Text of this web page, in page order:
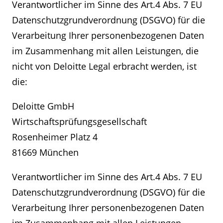
Geschäftstätigkeit sind
Wir können Ihre personenbezogenen Daten
auch im Zusammenhang mit folgendem, mit
dem ursprünglichen Zweck
zusammenhängendem Zweck verarbeiten (je
nach Erforderlichkeit und berufsrechtlicher
Zulässigkeit im Einzelfall):
geltende gesetzliche oder
aufsichtsrechtliche Verpflichtungen,
Anfragen und Mitteilungen von
zuständigen Behörden im Rahmen
einschlägiger berufsrechtlicher
Verschwiegenheitspflichten,
möglicherweise auch weitergeben, wenn wir
dazu per Gesetz, durch eine Aufsichtsbehörde
oder im Rahmen eines rechtlichen Verfahrens
verpflichtet sind.
Wir sind berechtigt, nicht-personenbezogene,
mit Dritten für verschiedene Zwecke, u. a.
Datenanalyse, Forschung, Angebotserstellung,
Thought Leadership und Werbezwecke, zu
teilen.
Bitte beachten Sie Folgendes, falls Sie Daten an
andere Mitgliedsunternehmen von Deloitte
Touche Tohmatsu Limited übermitteln, dass
Verantwortlicher im Sinne des Art.4 Abs. 7 EU
Datenschutzgrundverordnung (DSGVO) für die
Verarbeitung Ihrer personenbezogenen Daten
im Zusammenhang mit allen Leistungen, die
nicht von Deloitte Legal erbracht werden, ist
die:
Deloitte GmbH
Wirtschaftsprüfungsgesellschaft
Rosenheimer Platz 4
81669 München
Verantwortlicher im Sinne des Art.4 Abs. 7 EU
Datenschutzgrundverordnung (DSGVO) für die
Verarbeitung Ihrer personenbezogenen Daten